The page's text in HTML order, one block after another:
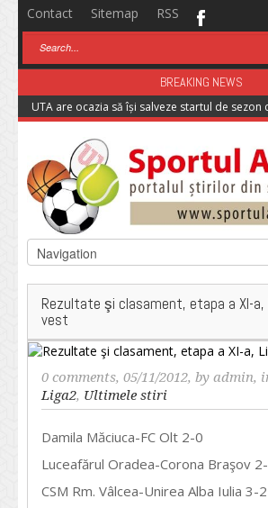
Contact Sitemap RSS
BREAKING NEWS
UTA are ocazia să își salveze startul de sezon
Rezultate şi clasament, etapa a XI-a,
vest
0 comments, 05/11/2012, by admin,
Liga2, Ultimele stiri
Damila Măciuca-FC Olt 2-0
Luceafărul Oradea-Corona Braşov
CSM Rm. Vâlcea-Unirea Alba Iulia 3-2